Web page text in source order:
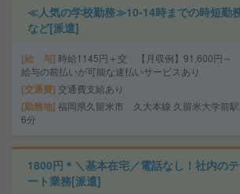
≪人気の学校勤務≫10-14時までの時短勤
など[派遣]
給 与 時給1145円＋交 【月収例】91,600円
給与の前払いが可能な速払いサービスあり
交通費 交通費支給あり
勤務地 福岡県久留米市 久大本線 久留米大学前
6分
1800円＊＼基本在宅／電話なし！社内の
ート業務[派遣]